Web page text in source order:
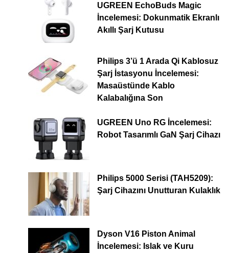
UGREEN EchoBuds Magic
İncelemesi: Dokunmatik Ekranlı
Akıllı Şarj Kutusu
Philips 3’ü 1 Arada Qi Kablosuz
Şarj İstasyonu İncelemesi:
Masaüstünde Kablo
Kalabalığına Son
UGREEN Uno RG İncelemesi:
Robot Tasarımlı GaN Şarj Cihazı
Philips 5000 Serisi (TAH5209):
Şarj Cihazını Unutturan Kulaklık
Dyson V16 Piston Animal
İncelemesi: Islak ve Kuru